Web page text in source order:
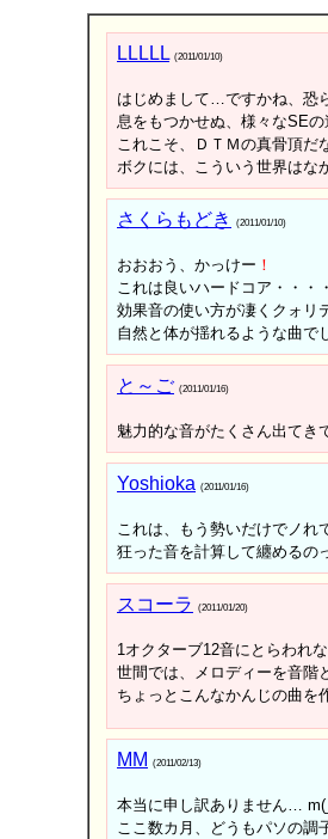
LLLLL (2011/01/10)
はじめまして…ですかね、恐
息をもつかせぬ、様々なSE
これこそ、ＤＴＭの真骨頂だ
ボクには、こういう世界はな
さくらもどき (2011/01/10)
おおおう、かっけー ！
これは良いハードコア・・・
効果音の使い方が凄くクォリ
自然と体が揺れるような曲で
と～ご (2011/01/16)
魅力的な音がたくさん出てき
Yoshioka (2011/01/16)
これは、もう勢いだけでノれ
狂った音を計算して纏めるの
スコーラ (2011/01/20)
1オクターブ12音にとらわれ
世間では、メロディーを音階
ちょっとこんなかんじの曲を
MM (2011/02/13)
本当に申し訳ありません…
ここ数カ月、どうもパソの調